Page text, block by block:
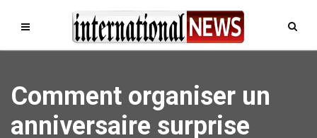
Comment organiser un
anniversaire surprise